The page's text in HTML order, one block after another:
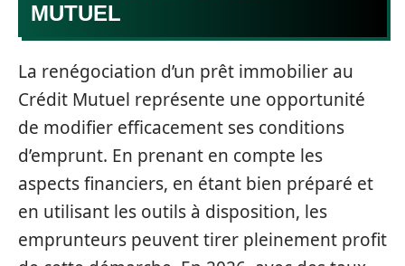
MUTUEL
La renégociation d’un prêt immobilier au
Crédit Mutuel représente une opportunité
de modifier efficacement ses conditions
d’emprunt. En prenant en compte les
aspects financiers, en étant bien préparé et
en utilisant les outils à disposition, les
emprunteurs peuvent tirer pleinement profit